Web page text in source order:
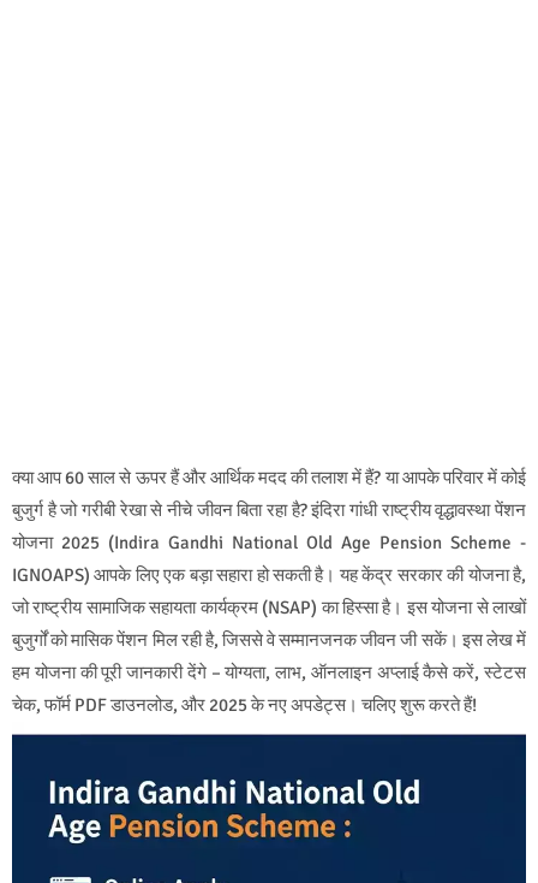
क्या आप 60 साल से ऊपर हैं और आर्थिक मदद की तलाश में हैं? या आपके परिवार में कोई
बुजुर्ग है जो गरीबी रेखा से नीचे जीवन बिता रहा है? इंदिरा गांधी राष्ट्रीय वृद्धावस्था पेंशन
योजना 2025 (Indira Gandhi National Old Age Pension Scheme -
IGNOAPS) आपके लिए एक बड़ा सहारा हो सकती है। यह केंद्र सरकार की योजना है,
जो राष्ट्रीय सामाजिक सहायता कार्यक्रम (NSAP) का हिस्सा है। इस योजना से लाखों
बुजुर्गों को मासिक पेंशन मिल रही है, जिससे वे सम्मानजनक जीवन जी सकें। इस लेख में
हम योजना की पूरी जानकारी देंगे – योग्यता, लाभ, ऑनलाइन अप्लाई कैसे करें, स्टेटस
चेक, फॉर्म PDF डाउनलोड, और 2025 के नए अपडेट्स। चलिए शुरू करते हैं!